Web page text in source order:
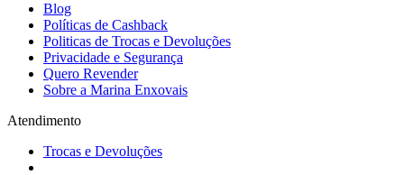
Blog
Políticas de Cashback
Politicas de Trocas e Devoluções
Privacidade e Segurança
Quero Revender
Sobre a Marina Enxovais
Atendimento
Trocas e Devoluções